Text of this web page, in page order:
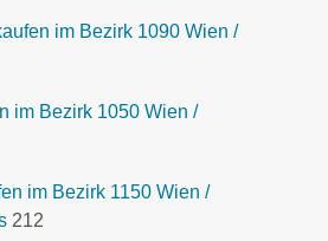
im Bezirk 1090 Wien /
im Bezirk 1050 Wien /
im Bezirk 1150 Wien /
212